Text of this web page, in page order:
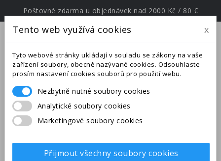
Poštovné zdarma u objednávek nad 2000 Kč / 80 €
menu
Upozornění: Ve dnech od
25.6.-27.7.2026 jsme na expedici v
jižní Evropě. Uskutečněné
objednávky budou odeslány po
28.7.2026.
Tento web využívá cookies x
Tyto webové stránky ukládají v souladu se zákony na vaše
zařízení soubory, obecně nazývané cookies. Odsouhlaste
prosím nastavení cookies souborů pro použití webu.
Nezbytně nutné soubory cookies
Analytické soubory cookies
Marketingové soubory cookies
Přijmout všechny soubory cookies